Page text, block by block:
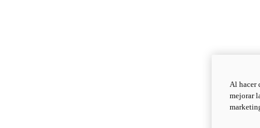
Al hacer
mejorar